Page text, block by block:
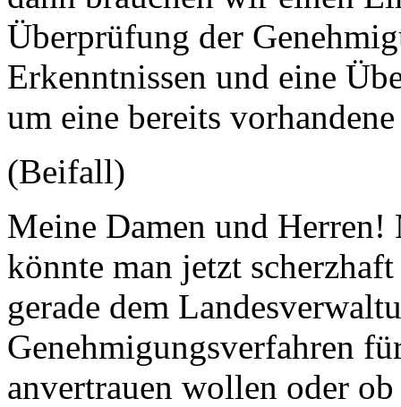
Überprüfung der
Erkenntnissen und eine
um eine bereits
(Beifall)
Meine Damen und
könnte man jetzt
gerade dem
Genehmigungsverfahren
anvertrauen wollen oder